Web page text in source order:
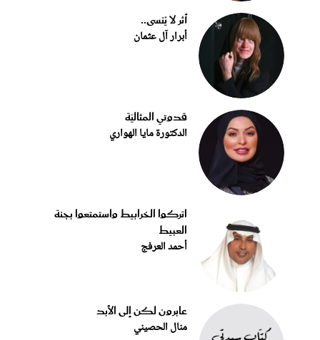
أثر لا يُنسى..
أبرار آل عثمان
قدوتي المثاليّة
الدكتورة مايا الهواري
اتركوا الخرابيط واستمتعوا بجنة
العبيط
أحمد العرفج
عابرون لكن إلى الأبد
منال الحصيني